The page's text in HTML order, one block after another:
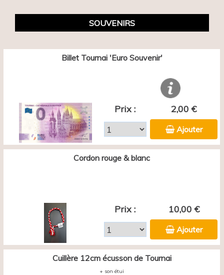
SOUVENIRS
Billet Tournai 'Euro Souvenir'
Prix : 2,00 €
Ajouter
Cordon rouge & blanc
Prix : 10,00 €
Ajouter
Cuillère 12cm écusson de Tournai
+ son étui